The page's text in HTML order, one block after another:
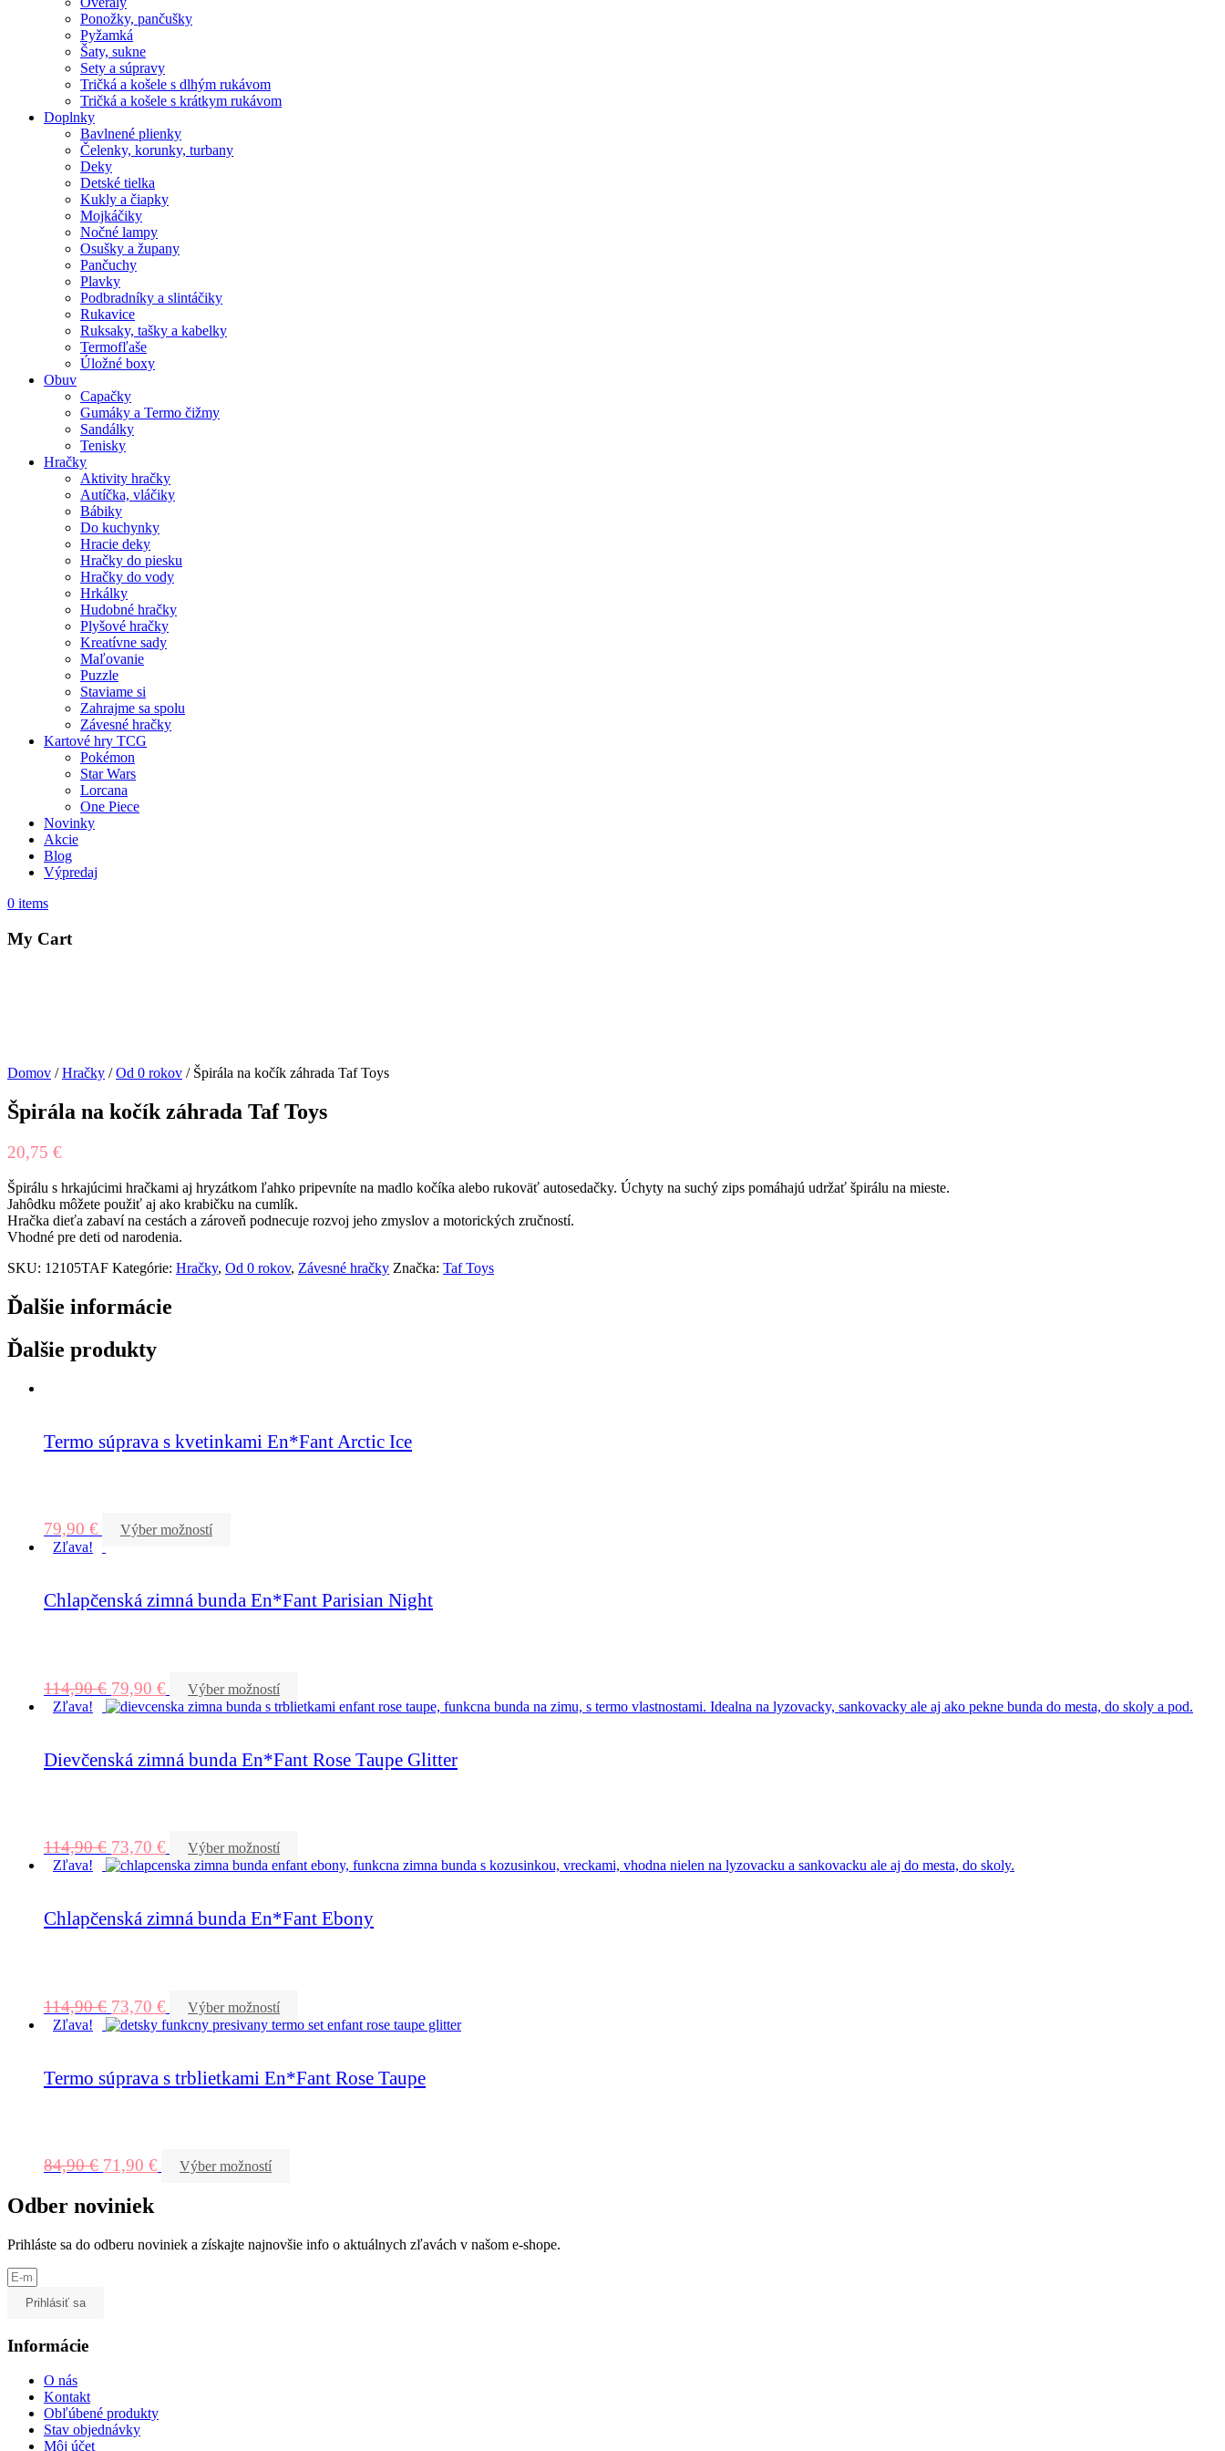
Ponožky, pančušky
Pyžamká
Šaty, sukne
Sety a súpravy
Tričká a košele s dlhým rukávom
Tričká a košele s krátkym rukávom
Doplnky
Bavlnené plienky
Čelenky, korunky, turbany
Deky
Detské tielka
Kukly a čiapky
Mojkáčiky
Nočné lampy
Osušky a župany
Pančuchy
Plavky
Podbradníky a slintáčiky
Rukavice
Ruksaky, tašky a kabelky
Termofľaše
Úložné boxy
Obuv
Capačky
Gumáky a Termo čižmy
Sandálky
Tenisky
Hračky
Aktivity hračky
Autíčka, vláčiky
Bábiky
Do kuchynky
Hracie deky
Hračky do piesku
Hračky do vody
Hrkálky
Hudobné hračky
Plyšové hračky
Kreatívne sady
Maľovanie
Puzzle
Staviame si
Zahrajme sa spolu
Závesné hračky
Kartové hry TCG
Pokémon
Star Wars
Lorcana
One Piece
Novinky
Akcie
Blog
Výpredaj
0 items
My Cart
Domov /Hračky /Od 0 rokov / Špirála na kočík záhrada Taf Toys
Špirála na kočík záhrada Taf Toys
20,75 €
Špirálu s hrkajúcimi hračkami aj hryzátkom ľahko pripevníte na madlo kočíka alebo rukoväť autosedačky. Úchyty na suchý zips pomáhajú udržať špirálu na mieste.
Jahôdku môžete použiť aj ako krabičku na cumlík.
Hračka dieťa zabaví na cestách a zároveň podnecuje rozvoj jeho zmyslov a motorických zručností.
Vhodné pre deti od narodenia.
SKU: 12105TAF Kategórie: Hračky, Od 0 rokov, Závesné hračky Značka: Taf Toys
Ďalšie informácie
Ďalšie produkty
Termo súprava s kvetinkami En*Fant Arctic Ice
79,90 €
Výber možností
Zľava!
Chlapčenská zimná bunda En*Fant Parisian Night
114,90€ 79,90 €
Výber možností
Zľava!
Dievčenská zimná bunda En*Fant Rose Taupe Glitter
114,90€ 73,70 €
Výber možností
Zľava!
Chlapčenská zimná bunda En*Fant Ebony
114,90€ 73,70 €
Výber možností
Zľava!
Termo súprava s trblietkami En*Fant Rose Taupe
84,90€ 71,90 € Výber možností
Odber noviniek
Prihláste sa do odberu noviniek a získajte najnovšie info o aktuálnych zľavách v našom e-shope.
Prihlásiť sa
Informácie
O nás
Kontakt
Obľúbené produkty
Stav objednávky
Môj účet